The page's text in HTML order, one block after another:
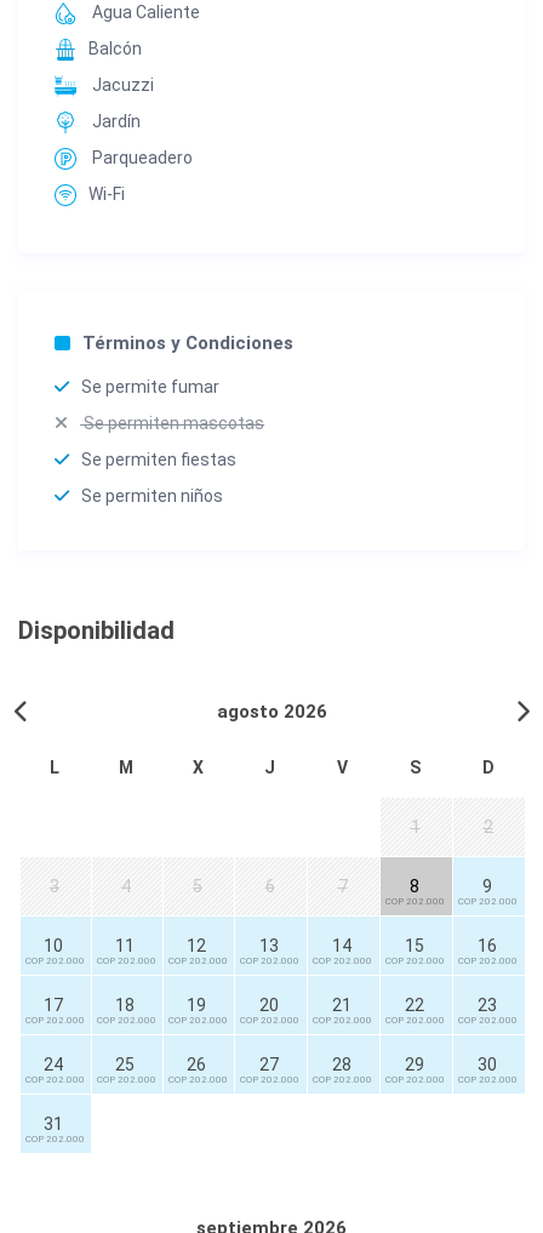
Agua Caliente
Balcón
Jacuzzi
Jardín
Parqueadero
Wi-Fi
Términos y Condiciones
Se permite fumar
Se permiten mascotas
Se permiten fiestas
Se permiten niños
Disponibilidad
agosto 2026
L M X J V S D
1 2
3 4 5 6 7 8
COP 202.000
9
COP 202.000
10
COP 202.000
11
COP 202.000
12
COP 202.000
13
COP 202.000
14
COP 202.000
15
COP 202.000
16
COP 202.000
17
COP 202.000
18
COP 202.000
19
COP 202.000
20
COP 202.000
21
COP 202.000
22
COP 202.000
23
COP 202.000
24
COP 202.000
25
COP 202.000
26
COP 202.000
27
COP 202.000
28
COP 202.000
29
COP 202.000
30
COP 202.000
31
COP 202.000
septiembre 2026